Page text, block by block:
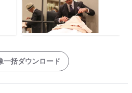
一括ダウンロード